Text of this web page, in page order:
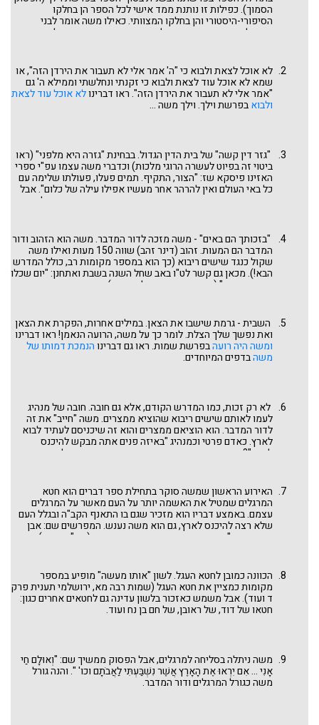
הסמוך). כפילות זו נותנת ממד אישי לכל הספר הן בחלקו
הסיפורי-היסטורי והן בחלקו המצוותי. כאילו משה אומר לבני
ישראל: אני משה עומד כאן לפניכם ומסכם את אותם תולדות
אתכם: אתם עוברים – אני לא. מדוע? התשובה לכאורה פשוטה: "יען
לא האמנתם בי" - חטא מי מריבה. וכמו שנאמר בפירוש במות אהרון:
"על אשר מריתם את פי למי מריבה" (במדבר כ כד). אלא שמלשון
המקרא כאן משתמע אחרת: "רב לך אל תוסף דבר אלי עוד בדבר
הזה", מדוע? "כי לא תעבור את הירדן". לשון זו מרמזת שיש אולי
לא אוכל לצאת ולבוא כי "ה' אמר אלי לא תעבור את הירדן הזה", או
שמא לא אוכל עוד לצאת ולבוא כי זקנתי ונחלשתי וממילא ה' גם
"אמר אלי לא תעבור את הירדן הזה". ראו דברינולא אוכל עוד לצאת
ולבואבפרשת וילך. וילך משה ...
"גזר דין קשה" של בית הדין הגדול. בבחינת "גזרה היא מלפני" (ראו
ביטוי זה בפיוט לעשרה הרוגי מלכות) וכדברי משה עצמו עפ"י ספרי
האזינו פיסקא שז: "הצור, התקיף. תמים פעלו, פעולתו שלימה עם
כל באי העולם ואין להרהר אחר מעשיו אפילו עילה של כלום". אבל
אנחנו נחפש אחר הסבר. אגב, קטע זה שציטטנו נמצא בתחילת אחד
למות". ראו שם איך משה נלחם כנגד הגזירה: "וכיון שראה משה
שנחתם עליו גזר דין, גזר עליו תענית ועג עוגה קטנה ועמד בתוכה,
ואמר איני זז מכאן עד שתבטל אותה גזירה". עפ"י המדרש, משה
קדם לחבקוק ולחוני המעגל. וזה נושא אחר של אי כניעה לשום
גזירה. נשוב לנושא שלנו. מדוע באמת "לא תעבור את הירדן הזה"?
"בזכותך הם באים" - משה מזכה לדור המדבר. משה הוא הזהוב ודור
המדבר הם המעות. זהוב (דינר זהב) שווה 150 מעות ואילו משה
שקול כנגד שישים ריבוא (כך הוא במספר מקומות רב, כולל המדרש
הבא!). מכאן גם קשר לט"ו באב שחל השנה בשבת ואתחנן: "יום שכלו
בו מתי מדבר" (מסכת תענית דף ל עמוד ב).
השבית - גרמת שישבו את הצאן. במילים אחרות, הפקרת את הצאן
ואת נפשך שלך הצלת. לומר כך על משה, הרועה הנאמן! ראו דברינו
ומשה היה רועהבפרשת שמות. ראו גם דברינוהנמכת דמותו של
משהבדפים המיוחדים.
לא רק זכות, כמו המדרש הקודם, אלא גם חובה. חובה של מנהיג
לעמו לאותם שישים ריבוא שהוציא ממצרים. משה "חייב" את זה
לדור המדבר. הוא הוציאם ממצרים והוא זה שיכניסם לעתיד לבוא
לארץ. כאדם פרטי וכמנהיג "באיזה פנים אתה מבקש להיכנס
לארץ"? ההקשר הרחב הוא ברור, ההקשר הספציפי של מדרש זה
שכתבנו בדברינודור המדבר וחלקו לעולם הבאבפרשת שלח לך. שם
הזכרנו את מדרש פסיקתא דרב כהנא פיסקא שובה שיוצר את
ההשוואה של משה שנקבר במדבר עם הושע נביא התשובה שנקבר
בגולה: "ולמה מת בארה בגולה? בשביל שיחזרו עשרת השבטים
בתשובה. ולמה מת משה במדבר? בשביל שיחזרו דור המדבר
האירוע הראשון שמשה סוקר בתחילת ספר דברים הוא חטא
המרגלים שמטיל את האשמה יותר על העם מאשר על המרגלים
עצמם. באמצע דבריו הוא מזכיר שגם בו התאנף הקב"ה ובגלל העם
שלא רצה להיכנס לארץ, גם הוא משה נענש. המפרשים שם: אבן
עזרא, רמב"ן, רבי בחיי בן אשר, הדר זקנים ועוד (רש"י שותק)
ישראל. אך פסיקתא זוטרתא (לקח טוב) שם מפרש: "זולתי כלב בן
יפונה. הפליג את יהושע מכלב כדי להזכיר את עצמו, שנאמר: גם בי
התאנף ה' בגללכם. יהושע בן נון העומד לפניך. עתיד משה רבינו
להעלות את מתי מדבר. והוא בראשם שנאמר בגללכם. לטובתכם
נשארתי עמכם במדבר כדי לבוא בראשכם לעתיד לבוא". וכך גם
אנ"ף שמשמעותו חוסר נכונות לסלוח. משה לא מתעלם מחטאו במי
מריבה, אבל אומר כאן שחרון האף שלא הניח לקב"ה לסלוח לו -
הסיבה העיקרית בגינה גם הוא לא נכנס לארץ – הוא "בגללכם". גורלי
הכוונה כמובן לחטא העגל. לשון "אותו מעשה" מופיע במספר
מקומות כמציין את חטא העגל (שמות רבה מא, ירושלמי תענית פרק
ד ועוד). אבל משמש כאזכור בלשון עדינה גם לחטאים אחרים כגון:
חטאו של דוד, של ראובן, של חם בן נח ועוד.
משה ניתלה בסליחה למרגלים, אבל הפסוק ממשיך שם: "וְאוּלָם חַי
אָנִי ... אִם יִרְאוּ אֶת הָאָרֶץ אֲשֶׁר נִשְׁבַּעְתִּי לַאֲבֹתָם וכו' ". והנה גורל
משה כגורל המרגלים ודור המדבר.